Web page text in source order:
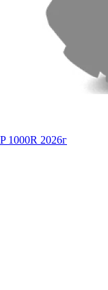
1000R 2026г